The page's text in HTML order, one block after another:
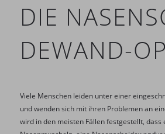
DIE
DEWAND-OP
Viele Menschen leiden unter einer
und wenden sich mit ihren Problemen an
wird in den meisten Fällen festgestellt,